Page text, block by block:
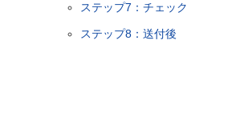
ステップ7：チェック
ステップ8：送付後